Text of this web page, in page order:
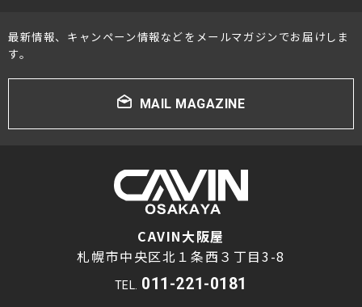
最新情報、キャンペーン情報などをメールマガジンでお届けしま
す。
MAIL MAGAZINE
CAVIN大阪屋
札幌市中央区北１条西３丁目3-8
TEL. 011-221-0181